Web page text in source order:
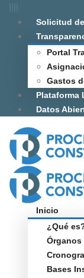
Solicitud
Portal
Gastos
Plataforma
Datos
Inicio
¿Qué
Bases